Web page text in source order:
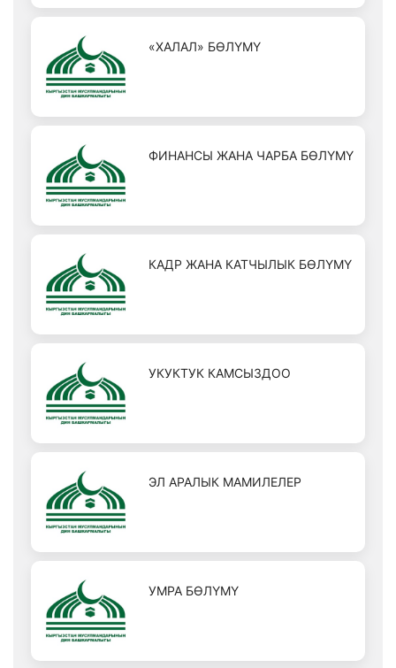
«ХАЛАЛ» БӨЛҮМҮ
ФИНАНСЫ ЖАНА ЧАРБА БӨЛҮМҮ
КАДР ЖАНА КАТЧЫЛЫК БӨЛҮМҮ
УКУКТУК КАМСЫЗДОО
ЭЛ АРАЛЫК МАМИЛЕЛЕР
УМРА БӨЛҮМҮ